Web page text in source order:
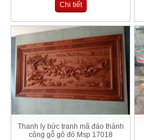
Chi tiết
Thanh ly bức tranh mã đáo thành
công gỗ gõ đỏ Msp 17018